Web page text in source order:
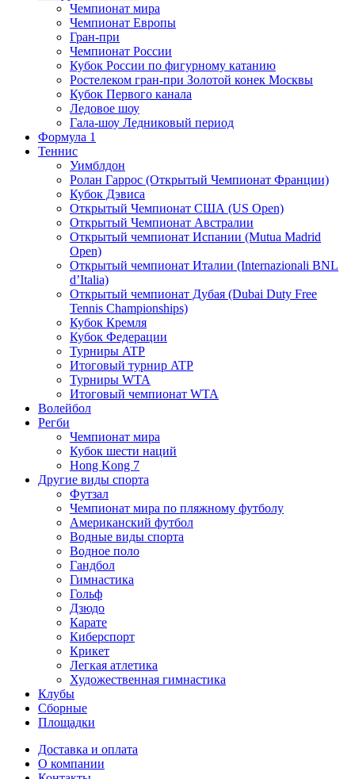
Чемпионат мира
Чемпионат Европы
Гран-при
Чемпионат России
Кубок России по фигурному катанию
Ростелеком гран-при Золотой конек Москвы
Кубок Первого канала
Ледовое шоу
Гала-шоу Ледниковый период
Формула 1
Теннис
Уимблдон
Ролан Гаррос (Открытый Чемпионат Франции)
Кубок Дэвиса
Открытый Чемпионат США (US Open)
Открытый Чемпионат Австралии
Открытый чемпионат Испании (Mutua Madrid
Open)
Открытый чемпионат Италии (Internazionali BNL
d’Italia)
Открытый чемпионат Дубая (Dubai Duty Free
Tennis Championships)
Кубок Кремля
Кубок Федерации
Турниры ATP
Итоговый турнир ATP
Турниры WTA
Итоговый чемпионат WTA
Волейбол
Регби
Чемпионат мира
Кубок шести наций
Hong Kong 7
Другие виды спорта
Футзал
Чемпионат мира по пляжному футболу
Американский футбол
Водные виды спорта
Водное поло
Гандбол
Гимнастика
Гольф
Дзюдо
Карате
Киберспорт
Крикет
Легкая атлетика
Художественная гимнастика
Клубы
Сборные
Площадки
Доставка и оплата
О компании